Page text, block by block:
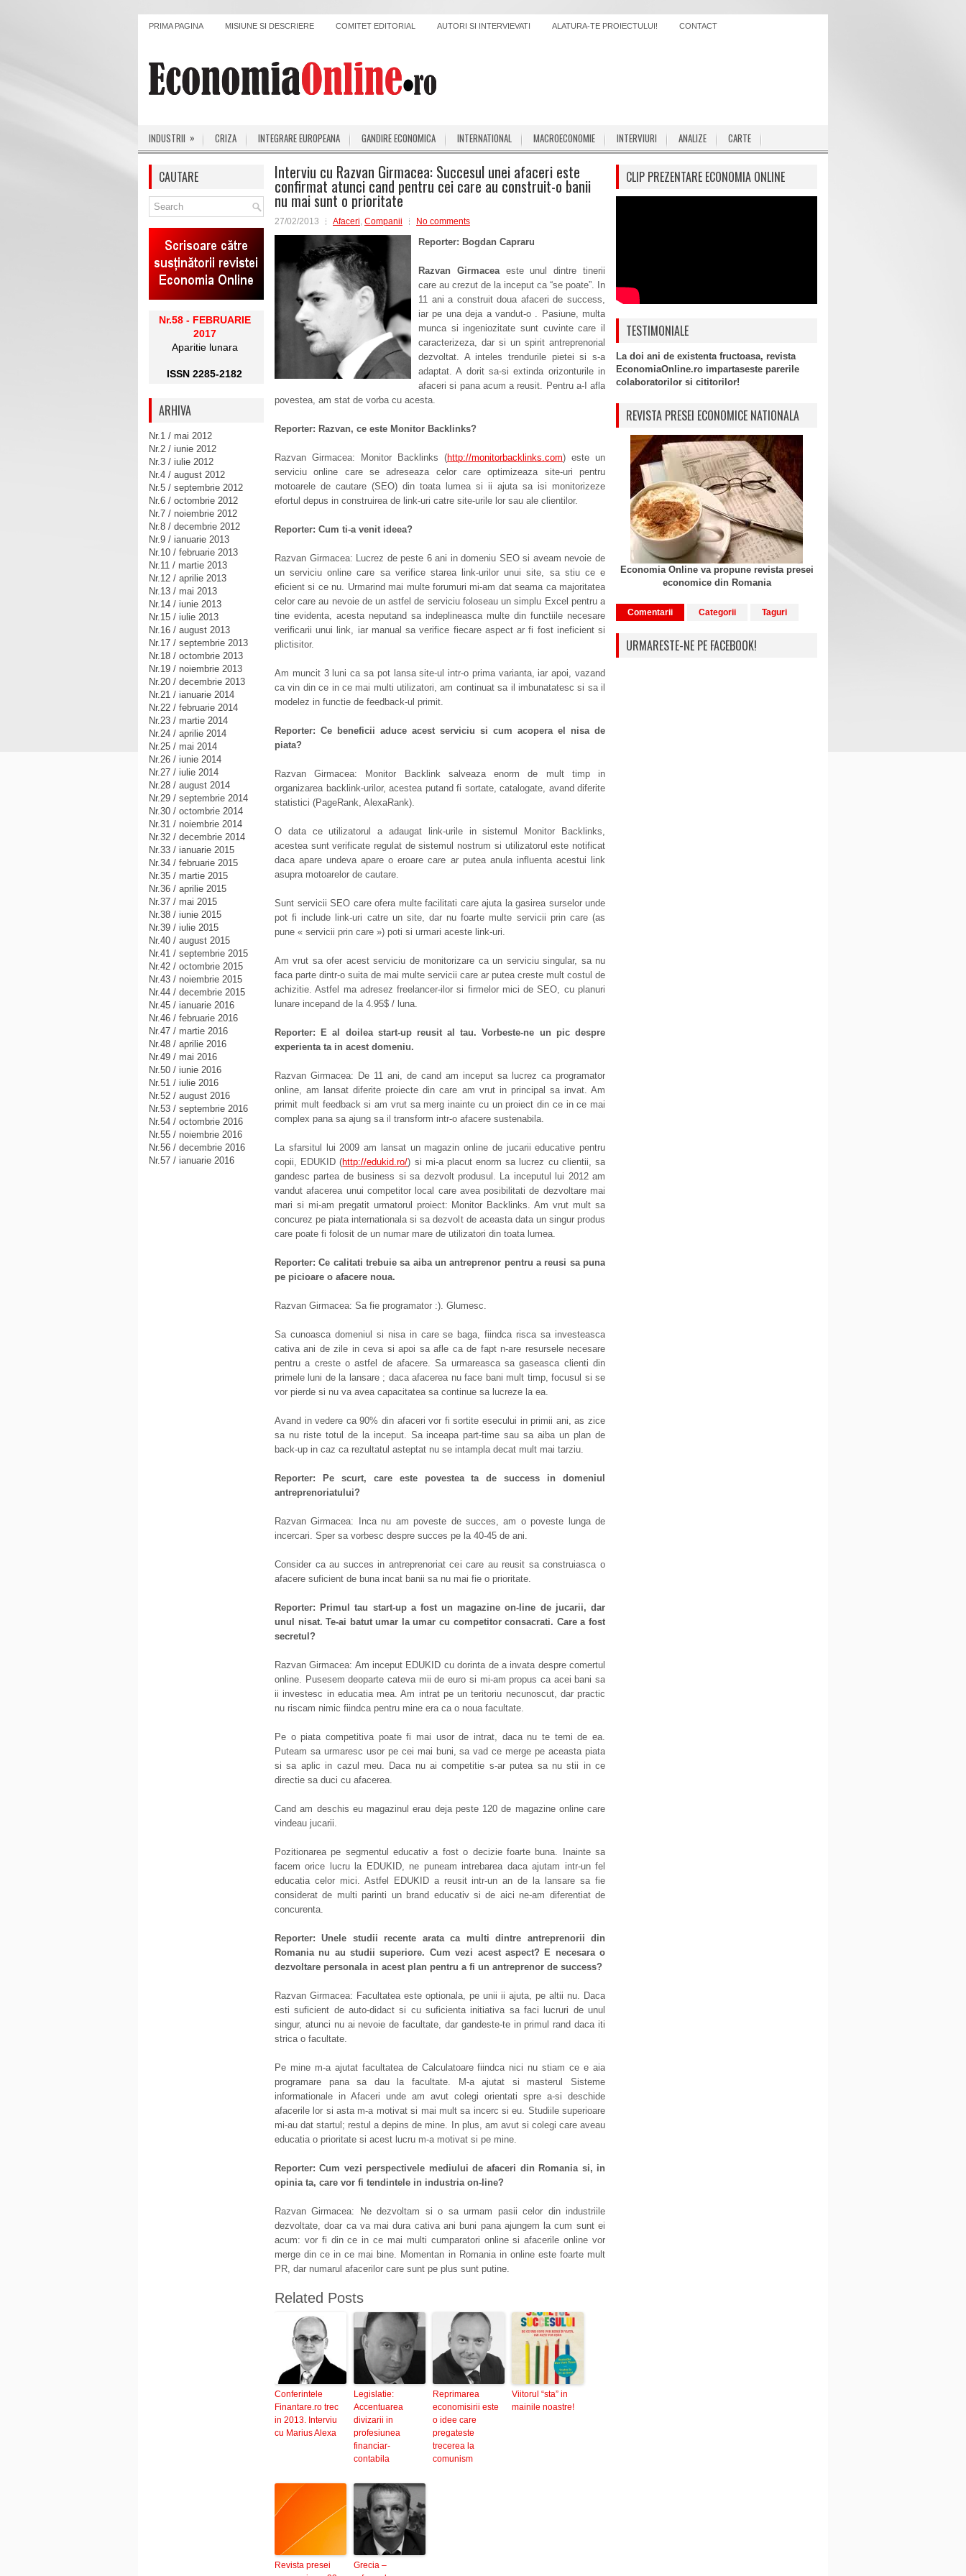
PRIMA PAGINA MISIUNE SI DESCRIERE COMITET EDITORIAL AUTORI SI INTERVIEVATI ALATURA-TE PROIECTULUI! CONTACT
INDUSTRII » CRIZA INTEGRARE EUROPEANA GANDIRE ECONOMICA INTERNATIONAL MACROECONOMIE INTERVIURI ANALIZE CARTE
Interviu cu Razvan Girmacea: Succesul unei afaceri este
confirmat atunci cand pentru cei care au construit-o banii
nu mai sunt o prioritate
27/02/2013 Afaceri, Companii No comments
Reporter: Bogdan Capraru
Razvan Girmaceaeste unul dintre tinerii
care au crezut de la inceput ca “se poate”. In
11 ani a construit doua afaceri de success,
iar pe una deja a vandut-o . Pasiune, multa
munca si ingeniozitate sunt cuvinte care il
caracterizeza, dar si un spirit antreprenorial
dezvoltat. A inteles trendurile pietei si s-a
adaptat. A dorit sa-si extinda orizonturile in
afaceri si pana acum a reusit. Pentru a-I afla
povestea, am stat de vorba cu acesta.
Reporter: Razvan, ce este Monitor Backlinks?
Razvan Girmacea: Monitor Backlinks (http://monitorbacklinks.com) este un
serviciu online care se adreseaza celor care optimizeaza site-uri pentru
motoarele de cautare (SEO) din toata lumea si ii ajuta sa isi monitorizeze
efortul depus in construirea de link-uri catre site-urile lor sau ale clientilor.
Reporter: Cum ti-a venit ideea?
Razvan Girmacea: Lucrez de peste 6 ani in domeniu SEO si aveam nevoie de
un serviciu online care sa verifice starea link-urilor unui site, sa stiu ce e
eficient si ce nu. Urmarind mai multe forumuri mi-am dat seama ca majoritatea
celor care au nevoie de un astfel de serviciu foloseau un simplu Excel pentru a
tine evidenta, acesta neputand sa indeplineasca multe din functiile necesare
verificarii unui link, iar manual sa verifice fiecare aspect ar fi fost ineficient si
plictisitor.
Am muncit 3 luni ca sa pot lansa site-ul intr-o prima varianta, iar apoi, vazand
ca vin din ce in ce mai multi utilizatori, am continuat sa il imbunatatesc si sa il
modelez in functie de feedback-ul primit.
Reporter: Ce beneficii aduce acest serviciu si cum acopera el nisa de
piata?
Razvan Girmacea: Monitor Backlink salveaza enorm de mult timp in
organizarea backlink-urilor, acestea putand fi sortate, catalogate, avand diferite
statistici (PageRank, AlexaRank).
O data ce utilizatorul a adaugat link-urile in sistemul Monitor Backlinks,
acestea sunt verificate regulat de sistemul nostrum si utilizatorul este notificat
daca apare undeva apare o eroare care ar putea anula influenta acestui link
asupra motoarelor de cautare.
Sunt servicii SEO care ofera multe facilitati care ajuta la gasirea surselor unde
pot fi include link-uri catre un site, dar nu foarte multe servicii prin care (as
pune « servicii prin care ») poti si urmari aceste link-uri.
Am vrut sa ofer acest serviciu de monitorizare ca un serviciu singular, sa nu
faca parte dintr-o suita de mai multe servicii care ar putea creste mult costul de
achizitie. Astfel ma adresez freelancer-ilor si firmelor mici de SEO, cu planuri
lunare incepand de la 4.95$ / luna.
Reporter: E al doilea start-up reusit al tau.Vorbeste-ne un pic despre
experienta ta in acest domeniu.
Razvan Girmacea: De 11 ani, de cand am inceput sa lucrez ca programator
online, am lansat diferite proiecte din care am vrut in principal sa invat. Am
primit mult feedback si am vrut sa merg inainte cu un proiect din ce in ce mai
complex pana sa ajung sa il transform intr-o afacere sustenabila.
La sfarsitul lui 2009 am lansat un magazin online de jucarii educative pentru
copii, EDUKID (http://edukid.ro/) si mi-a placut enorm sa lucrez cu clientii, sa
gandesc partea de business si sa dezvolt produsul. La inceputul lui 2012 am
vandut afacerea unui competitor local care avea posibilitati de dezvoltare mai
mari si mi-am pregatit urmatorul proiect: Monitor Backlinks. Am vrut mult sa
concurez pe piata internationala si sa dezvolt de aceasta data un singur produs
care poate fi folosit de un numar mare de utilizatori din toata lumea.
Reporter:Ce calitati trebuie sa aiba un antreprenor pentru a reusi sa puna
pe picioare o afacere noua.
Razvan Girmacea: Sa fie programator :). Glumesc.
Sa cunoasca domeniul si nisa in care se baga, fiindca risca sa investeasca
cativa ani de zile in ceva si apoi sa afle ca de fapt n-are resursele necesare
pentru a creste o astfel de afacere. Sa urmareasca sa gaseasca clienti din
primele luni de la lansare ; daca afacerea nu face bani mult timp, focusul si se
vor pierde si nu va avea capacitatea sa continue sa lucreze la ea.
Avand in vedere ca 90% din afaceri vor fi sortite esecului in primii ani, as zice
sa nu riste totul de la inceput. Sa inceapa part-time sau sa aiba un plan de
back-up in caz ca rezultatul asteptat nu se intampla decat mult mai tarziu.
Reporter:
Pe scurt, care este povestea ta de success in domeniul
antreprenoriatului?
Razvan Girmacea: Inca nu am poveste de succes, am o poveste lunga de
incercari. Sper sa vorbesc despre succes pe la 40-45 de ani.
Consider ca au succes in antreprenoriat cei care au reusit sa construiasca o
afacere suficient de buna incat banii sa nu mai fie o prioritate.
Reporter: Primul tau start-up a fost un magazine on-line de jucarii, dar
unul nisat. Te-ai batut umar la umar cu competitor consacrati. Care a fost
secretul?
Razvan Girmacea: Am inceput EDUKID cu dorinta de a invata despre comertul
online. Pusesem deoparte cateva mii de euro si mi-am propus ca acei bani sa
ii investesc in educatia mea. Am intrat pe un teritoriu necunoscut, dar practic
nu riscam nimic fiindca pentru mine era ca o noua facultate.
Pe o piata competitiva poate fi mai usor de intrat, daca nu te temi de ea.
Puteam sa urmaresc usor pe cei mai buni, sa vad ce merge pe aceasta piata
si sa aplic in cazul meu. Daca nu ai competitie s-ar putea sa nu stii in ce
directie sa duci cu afacerea.
Cand am deschis eu magazinul erau deja peste 120 de magazine online care
vindeau jucarii.
Pozitionarea pe segmentul educativ a fost o decizie foarte buna. Inainte sa
facem orice lucru la EDUKID, ne puneam intrebarea daca ajutam intr-un fel
educatia celor mici. Astfel EDUKID a reusit intr-un an de la lansare sa fie
considerat de multi parinti un brand educativ si de aici ne-am diferentiat de
concurenta.
Reporter:Unele studii recente arata ca multi dintre antreprenorii din
Romania nu au studii superiore. Cum vezi acest aspect? E necesara o
dezvoltare personala in acest plan pentru a fi un antreprenor de success?
Razvan Girmacea: Facultatea este optionala, pe unii ii ajuta, pe altii nu. Daca
esti suficient de auto-didact si cu suficienta initiativa sa faci lucruri de unul
singur, atunci nu ai nevoie de facultate, dar gandeste-te in primul rand daca iti
strica o facultate.
Pe mine m-a ajutat facultatea de Calculatoare fiindca nici nu stiam ce e aia
programare pana sa dau la facultate. M-a ajutat si masterul Sisteme
informationale in Afaceri unde am avut colegi orientati spre a-si deschide
afacerile lor si asta m-a motivat si mai mult sa incerc si eu. Studiile superioare
mi-au dat startul; restul a depins de mine. In plus, am avut si colegi care aveau
educatia o prioritate si acest lucru m-a motivat si pe mine.
Reporter:Cum vezi perspectivele mediului de afaceri din Romania si, in
opinia ta, care vor fi tendintele in industria on-line?
Razvan Girmacea: Ne dezvoltam si o sa urmam pasii celor din industriile
dezvoltate, doar ca va mai dura cativa ani buni pana ajungem la cum sunt ei
acum: vor fi din ce in ce mai multi cumparatori online si afacerile online vor
merge din ce in ce mai bine. Momentan in Romania in online este foarte mult
PR, dar numarul afacerilor care sunt pe plus sunt putine.
Related Posts
Conferintele
Finantare.ro trec
in 2013. Interviu
cu Marius Alexa
Legislatie:
Accentuarea
divizarii in
profesiunea
financiar-
contabila
Reprimarea
economisirii este
o idee care
pregateste
trecerea la
comunism
Viitorul “sta” in
mainile noastre!
Revista presei
Grecia –
CAUTARE
Nr.58 - FEBRUARIE
2017
Aparitie lunara
ISSN 2285-2182
ARHIVA
Nr.1 / mai 2012
Nr.2 / iunie 2012
Nr.3 / iulie 2012
Nr.4 / august 2012
Nr.5 / septembrie 2012
Nr.6 / octombrie 2012
Nr.7 / noiembrie 2012
Nr.8 / decembrie 2012
Nr.9 / ianuarie 2013
Nr.10 / februarie 2013
Nr.11 / martie 2013
Nr.12 / aprilie 2013
Nr.13 / mai 2013
Nr.14 / iunie 2013
Nr.15 / iulie 2013
Nr.16 / august 2013
Nr.17 / septembrie 2013
Nr.18 / octombrie 2013
Nr.19 / noiembrie 2013
Nr.20 / decembrie 2013
Nr.21 / ianuarie 2014
Nr.22 / februarie 2014
Nr.23 / martie 2014
Nr.24 / aprilie 2014
Nr.25 / mai 2014
Nr.26 / iunie 2014
Nr.27 / iulie 2014
Nr.28 / august 2014
Nr.29 / septembrie 2014
Nr.30 / octombrie 2014
Nr.31 / noiembrie 2014
Nr.32 / decembrie 2014
Nr.33 / ianuarie 2015
Nr.34 / februarie 2015
Nr.35 / martie 2015
Nr.36 / aprilie 2015
Nr.37 / mai 2015
Nr.38 / iunie 2015
Nr.39 / iulie 2015
Nr.40 / august 2015
Nr.41 / septembrie 2015
Nr.42 / octombrie 2015
Nr.43 / noiembrie 2015
Nr.44 / decembrie 2015
Nr.45 / ianuarie 2016
Nr.46 / februarie 2016
Nr.47 / martie 2016
Nr.48 / aprilie 2016
Nr.49 / mai 2016
Nr.50 / iunie 2016
Nr.51 / iulie 2016
Nr.52 / august 2016
Nr.53 / septembrie 2016
Nr.54 / octombrie 2016
Nr.55 / noiembrie 2016
Nr.56 / decembrie 2016
Nr.57 / ianuarie 2016
CLIP PREZENTARE ECONOMIA ONLINE
TESTIMONIALE
La doi ani de existenta fructoasa, revista
EconomiaOnline.ro impartaseste parerile
colaboratorilor si cititorilor!
REVISTA PRESEI ECONOMICE NATIONALA
Economia Online va propune revista presei
economice din Romania
Comentarii Categorii Taguri
URMARESTE-NE PE FACEBOOK!